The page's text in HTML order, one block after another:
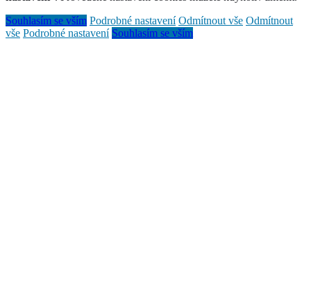
Souhlasím se vším Podrobné nastavení Odmítnout vše Odmítnout
vše Podrobné nastavení Souhlasím se vším